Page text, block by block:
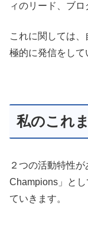
ィのリード、ブロ
これに関しては
極的に発信をして
私のこれ
２つの活動特性
Champions」と
ていきます。